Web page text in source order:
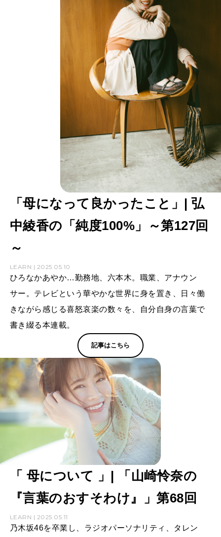
「母になって良かったこと」| 弘
中綾香の「純度100%」～第127回
～
LEARN | 2025.05.10
ひろなかあやか…勤務地、六本木。職業、アナウン
サー。テレビという華やかな世界に身を置き、日々働
きながら感じる喜怒哀楽の数々を、自分自身の言葉で
書き綴る本連載。
記事はこちら
「 母について 」| 「山崎怜奈の
『言葉のおすそわけ』」第68回
LEARN | 2025.05.11
乃木坂46を卒業し、ラジオパーソナリティ、タレン